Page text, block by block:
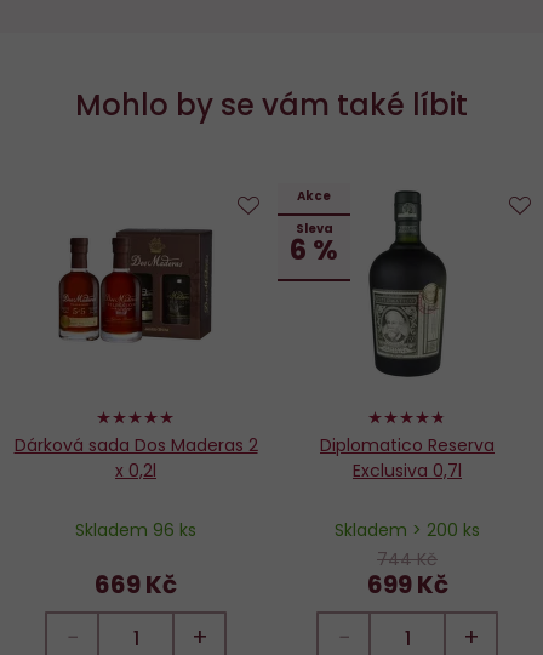
Mohlo by se vám také líbit
100%
Dárková sada Dos Maderas 2
x 0,2l
Skladem 96 ks
669 Kč
− +
oblíbených
Akce
Sleva
6 %
94%
Diplomatico Reserva
Exclusiva 0,7l
Skladem > 200 ks
744 Kč
699 Kč
− +